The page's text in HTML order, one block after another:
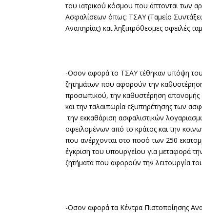
του ιατρικού κόσμου που άπτονται των
Ασφαλίσεων όπως: ΤΣΑΥ (Ταμείο
Αναπηρίας) και ληξιπρόθεσμες οφειλές
-Οσον αφορά το ΤΣΑΥ τέθηκαν υπόψη
ζητημάτων που αφορούν την
προσωπικού, την καθυστέρηση απονομής
και την ταλαιπωρία εξυπηρέτησης των
την εκκαθάριση ασφαλιστικών
οφειλομένων από το κράτος και την
που ανέρχονται στο ποσό των 250
έγκριση του υπουργείου για μεταφορά
ζητήματα που αφορούν την λειτουργία
-Οσον αφορά τα Κέντρα Πιστοποίησης